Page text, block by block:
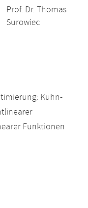
Prof. Dr. Thomas
Surowiec
Kuhn-
Funktionen